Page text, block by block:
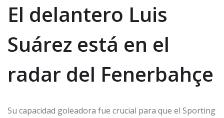
El delantero Luis
Suárez está en el
radar del Fenerbahçe
Su capacidad goleadora fue crucial para que el Sporting